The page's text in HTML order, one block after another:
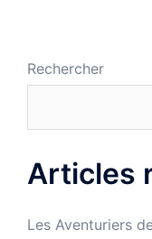
Rechercher
Articles
Les Aventuriers